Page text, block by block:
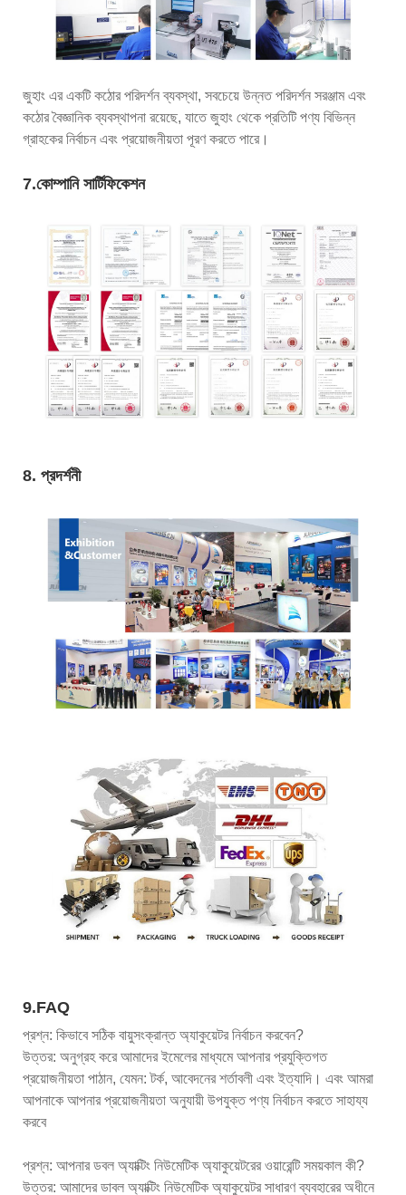
জুহাং এর একটি কঠোর পরিদর্শন ব্যবস্থা, সবচেয়ে উন্নত পরিদর্শন সরঞ্জাম এবং
কঠোর বৈজ্ঞানিক ব্যবস্থাপনা রয়েছে, যাতে জুহাং থেকে প্রতিটি পণ্য বিভিন্ন
গ্রাহকের নির্বাচন এবং প্রয়োজনীয়তা পূরণ করতে পারে।
7.কোম্পানি সার্টিফিকেশন
8. প্রদর্শনী
9.FAQ
প্রশ্ন: কিভাবে সঠিক বায়ুসংক্রান্ত অ্যাকুয়েটর নির্বাচন করবেন?
উত্তর: অনুগ্রহ করে আমাদের ইমেলের মাধ্যমে আপনার প্রযুক্তিগত
প্রয়োজনীয়তা পাঠান, যেমন: টর্ক, আবেদনের শর্তাবলী এবং ইত্যাদি। এবং আমরা
আপনাকে আপনার প্রয়োজনীয়তা অনুযায়ী উপযুক্ত পণ্য নির্বাচন করতে সাহায্য
করবে
প্রশ্ন: আপনার ডবল অ্যাক্টিং নিউমেটিক অ্যাকুয়েটরের ওয়ারেন্টি সময়কাল কী?
উত্তর: আমাদের ডাবল অ্যাক্টিং নিউমেটিক অ্যাকুয়েটর সাধারণ ব্যবহারের অধীনে